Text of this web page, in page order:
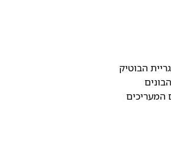
הבוטיק
המעריכים